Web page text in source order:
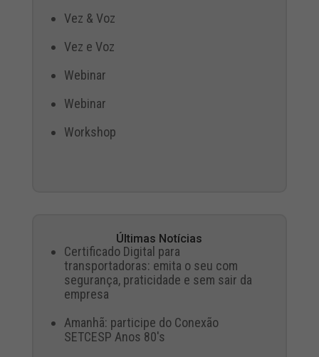
Vez & Voz
Vez e Voz
Webinar
Webinar
Workshop
Últimas Notícias
Certificado Digital para
transportadoras: emita o seu com
segurança, praticidade e sem sair da
empresa
Amanhã: participe do Conexão
SETCESP Anos 80's